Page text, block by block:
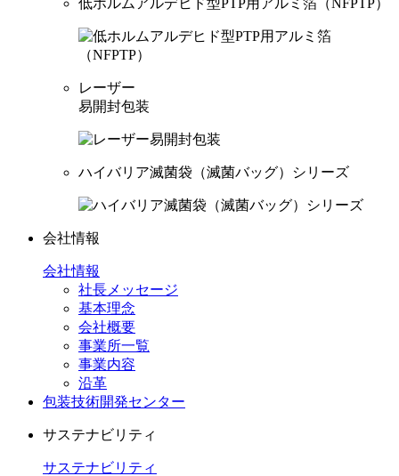
低ホルムアルデヒド型PTP用アルミ箔（NFPTP）
レーザー
易開封包装
ハイバリア滅菌袋（滅菌バッグ）シリーズ
会社情報
会社情報
社長メッセージ
基本理念
会社概要
事業所一覧
事業内容
沿革
包装技術開発センター
サステナビリティ
サステナビリティ